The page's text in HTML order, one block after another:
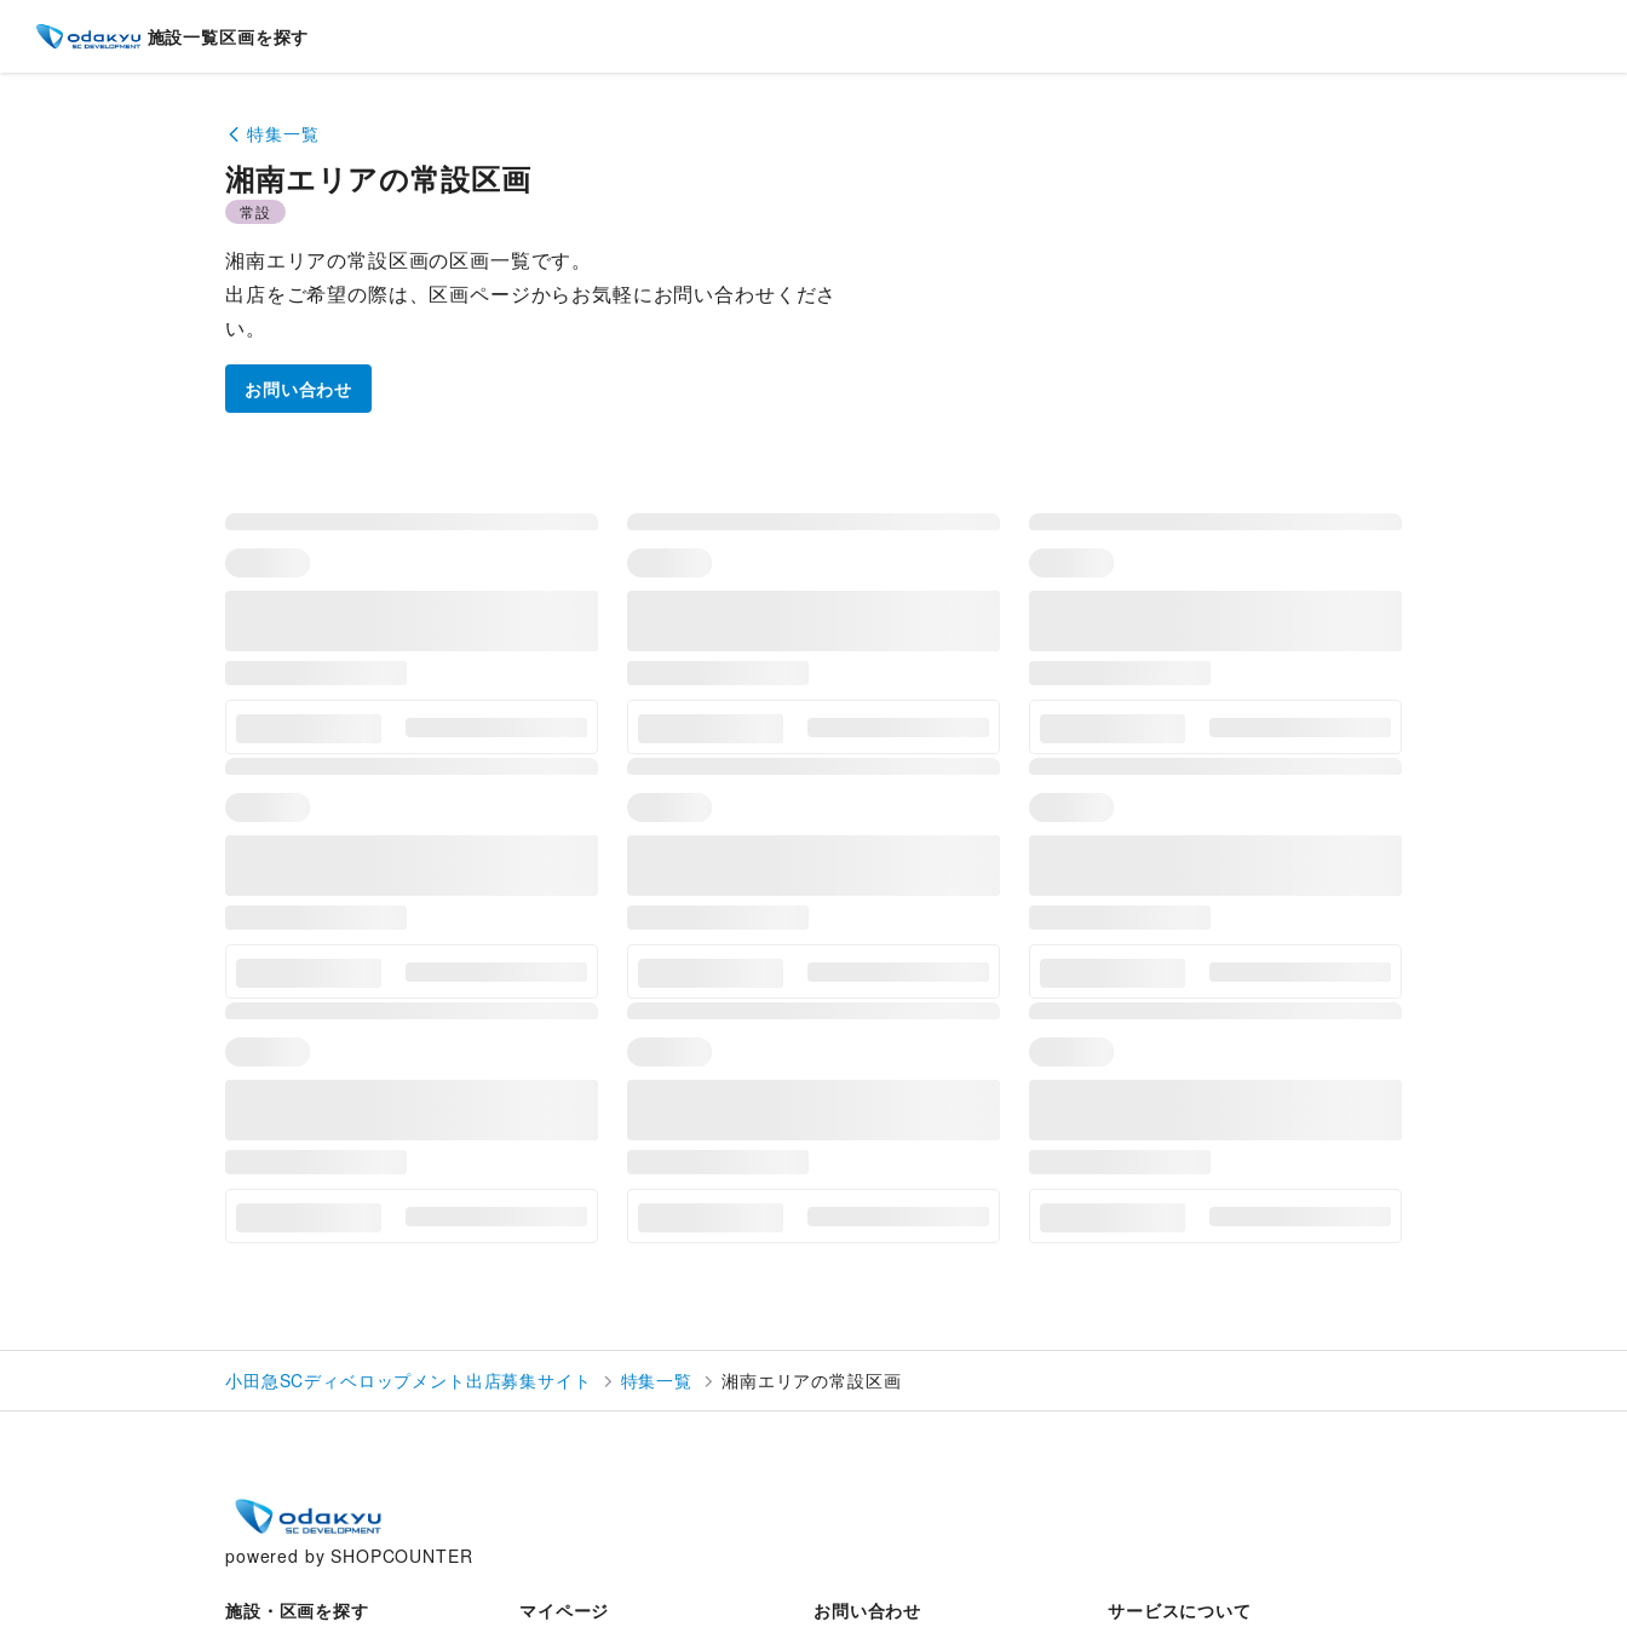
施設一覧区画を探す
特集一覧
湘南エリアの常設区画
常設
湘南エリアの常設区画の区画一覧です。
出店をご希望の際は、区画ページからお気軽にお問い合わせくださ
い。
お問い合わせ
小田急SCディベロップメント出店募集サイト 特集一覧 湘南エリアの常設区画
powered by SHOPCOUNTER
施設・区画を探す マイページ お問い合わせ サービスについて